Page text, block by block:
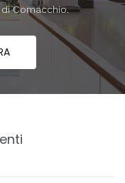
Comacchio.